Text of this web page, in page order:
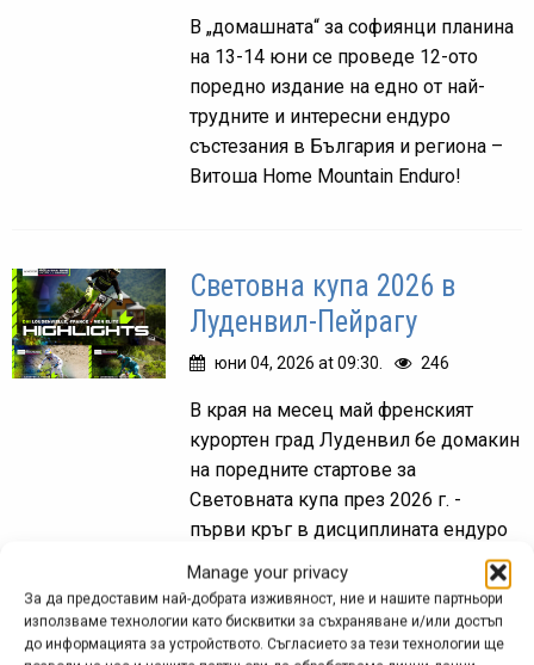
Manage your privacy
За да предоставим най-добрата изживяност, ние и нашите партньори
използваме технологии като бисквитки за съхраняване и/или достъп
до информацията за устройството. Съгласието за тези технологии ще
В „домашната“ за софиянци планина
на 13-14 юни се проведе 12-ото
поредно издание на едно от най-
трудните и интересни ендуро
състезания в България и региона –
Витоша Home Mountain Enduro!
Световна купа 2026 в
Луденвил-Пейрагу
юни 04, 2026 at 09:30. 246
В края на месец май френският
курортен град Луденвил бе домакин
на поредните стартове за
Световната купа през 2026 г. -
първи кръг в дисциплината ендуро
и втори в спускането.